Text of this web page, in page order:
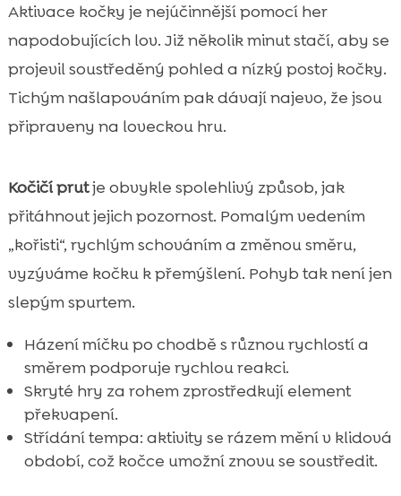
Aktivace kočky je nejúčinnější pomocí her
napodobujících lov. Již několik minut stačí, aby se
projevil soustředěný pohled a nízký postoj kočky.
Tichým našlapováním pak dávají najevo, že jsou
připraveny na loveckou hru.
Kočičí prutje obvykle spolehlivý způsob, jak
přitáhnout jejich pozornost. Pomalým vedením
„kořisti“, rychlým schováním a změnou směru,
vyzýváme kočku k přemýšlení. Pohyb tak není jen
slepým spurtem.
Házení míčku po chodbě s různou rychlostí a
směrem podporuje rychlou reakci.
Skryté hry za rohem zprostředkují element
překvapení.
Střídání tempa: aktivity se rázem mění v klidová
období, což kočce umožní znovu se soustředit.